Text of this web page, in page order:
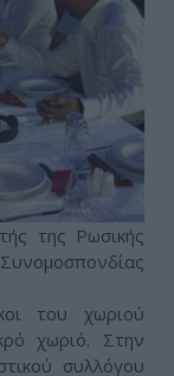
της Ρωσικής
του χωριού
χωριό. Στην
συλλόγου